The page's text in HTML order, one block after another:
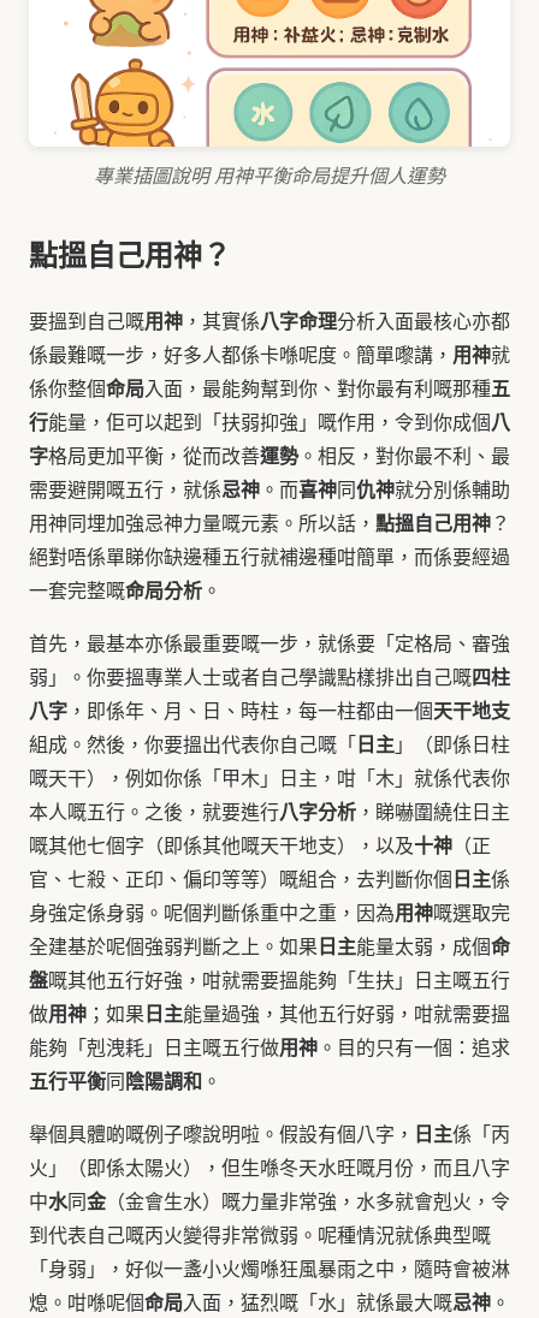
專業插圖說明 用神平衡命局提升個人運勢
點搵自己用神？
要搵到自己嘅用神 ，其實係八字命理分析入面最核心亦都
係最難嘅一步，好多人都係卡喺呢度。簡單嚟講， 用神就
係你整個命局入面，最能夠幫到你、對你最有利嘅那種五
行能量，佢可以起到「扶弱抑強」嘅作用，令到你成個八
字格局更加平衡，從而改善運勢。相反，對你最不利、最
需要避開嘅五行，就係忌神 。而喜神同仇神就分別係輔助
用神同埋加強忌神力量嘅元素。所以話， 點搵自己用神？
絕對唔係單睇你缺邊種五行就補邊種咁簡單，而係要經過
一套完整嘅命局分析 。
首先，最基本亦係最重要嘅一步，就係要「定格局、審強
弱」。你要搵專業人士或者自己學識點樣排出自己嘅四柱
八字 ，即係年、月、日、時柱，每一柱都由一個天干地支
組成。然後，你要搵出代表你自己嘅「日主」（即係日柱
嘅天干），例如你係「甲木」日主，咁「木」就係代表你
本人嘅五行。之後，就要進行八字分析 ，睇嚇圍繞住日主
嘅其他七個字（即係其他嘅天干地支），以及十神 （正
官、七殺、正印、偏印等等）嘅組合，去判斷你個日主係
身強定係身弱。呢個判斷係重中之重，因為用神嘅選取完
全建基於呢個強弱判斷之上。如果日主能量太弱，成個命
盤嘅其他五行好強，咁就需要搵能夠「生扶」日主嘅五行
做用神 ；如果日主能量過強，其他五行好弱，咁就需要搵
能夠「剋洩耗」日主嘅五行做用神 。目的只有一個：追求
五行平衡同陰陽調和 。
舉個具體啲嘅例子嚟說明啦。假設有個八字， 日主係「丙
火」（即係太陽火），但生喺冬天水旺嘅月份，而且八字
中水同金 （金會生水）嘅力量非常強，水多就會剋火，令
到代表自己嘅丙火變得非常微弱。呢種情況就係典型嘅
「身弱」，好似一盞小火燭喺狂風暴雨之中，隨時會被淋
熄。咁喺呢個命局入面，猛烈嘅「水」就係最大嘅忌神 。